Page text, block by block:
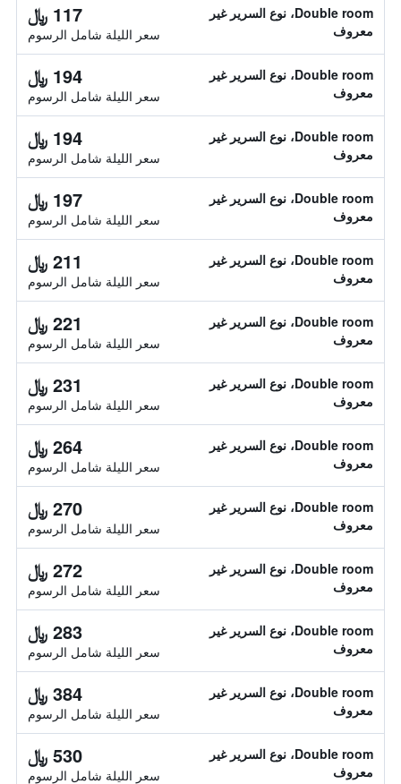
Double room، نوع السرير غير
معروف
117 ﷼
سعر الليلة شامل الرسوم
Double room، نوع السرير غير
معروف
194 ﷼
سعر الليلة شامل الرسوم
Double room، نوع السرير غير
معروف
194 ﷼
سعر الليلة شامل الرسوم
Double room، نوع السرير غير
معروف
197 ﷼
سعر الليلة شامل الرسوم
Double room، نوع السرير غير
معروف
211 ﷼
سعر الليلة شامل الرسوم
Double room، نوع السرير غير
معروف
221 ﷼
سعر الليلة شامل الرسوم
Double room، نوع السرير غير
معروف
231 ﷼
سعر الليلة شامل الرسوم
Double room، نوع السرير غير
معروف
264 ﷼
سعر الليلة شامل الرسوم
Double room، نوع السرير غير
معروف
270 ﷼
سعر الليلة شامل الرسوم
Double room، نوع السرير غير
معروف
272 ﷼
سعر الليلة شامل الرسوم
Double room، نوع السرير غير
معروف
283 ﷼
سعر الليلة شامل الرسوم
Double room، نوع السرير غير
معروف
384 ﷼
سعر الليلة شامل الرسوم
Double room، نوع السرير غير
معروف
530 ﷼
سعر الليلة شامل الرسوم